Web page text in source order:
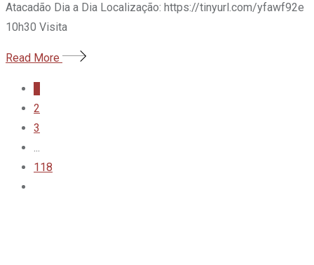
Atacadão Dia a Dia Localização: https://tinyurl.com/yfawf92e
10h30 Visita
Read More
2
3
...
118